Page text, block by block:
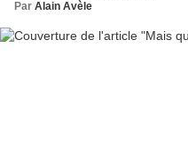
Par Alain Avèle